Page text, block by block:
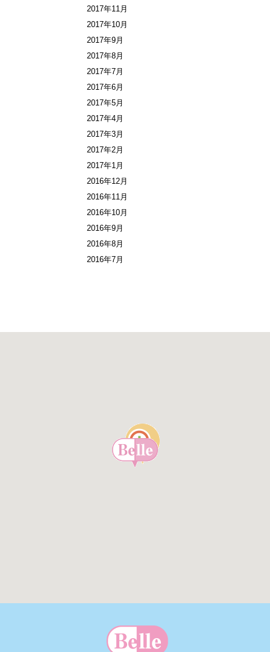
2017年11月
2017年10月
2017年9月
2017年8月
2017年7月
2017年6月
2017年5月
2017年4月
2017年3月
2017年2月
2017年1月
2016年12月
2016年11月
2016年10月
2016年9月
2016年8月
2016年7月